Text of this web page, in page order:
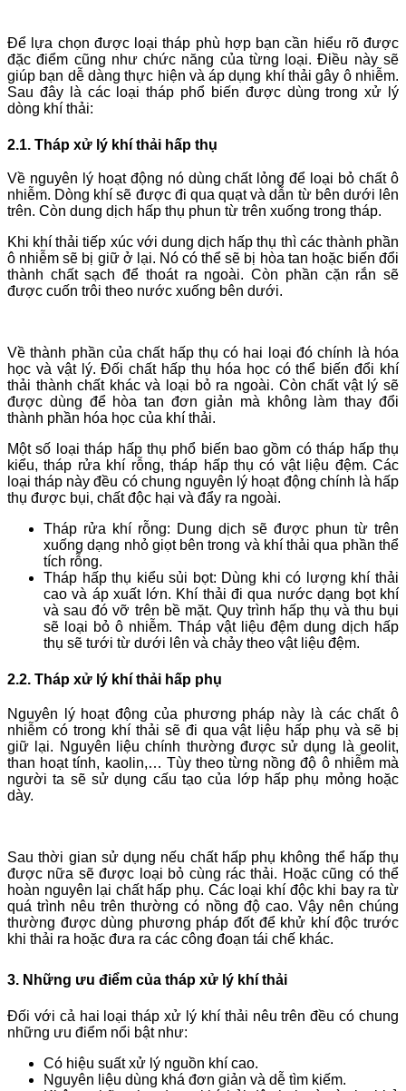
Để lựa chọn được loại tháp phù hợp bạn cần hiểu rõ được
đặc điểm cũng như chức năng của từng loại. Điều này sẽ
giúp bạn dễ dàng thực hiện và áp dụng khí thải gây ô nhiễm.
Sau đây là các loại tháp phổ biến được dùng trong xử lý
dòng khí thải:
2.1. Tháp xử lý khí thải hấp thụ
Về nguyên lý hoạt động nó dùng chất lỏng để loại bỏ chất ô
nhiễm. Dòng khí sẽ được đi qua quạt và dẫn từ bên dưới lên
trên. Còn dung dịch hấp thụ phun từ trên xuống trong tháp.
Khi khí thải tiếp xúc với dung dịch hấp thụ thì các thành phần
ô nhiễm sẽ bị giữ ở lại. Nó có thể sẽ bị hòa tan hoặc biến đổi
thành chất sạch để thoát ra ngoài. Còn phần cặn rắn sẽ
được cuốn trôi theo nước xuống bên dưới.
Về thành phần của chất hấp thụ có hai loại đó chính là hóa
học và vật lý. Đối chất hấp thụ hóa học có thể biến đổi khí
thải thành chất khác và loại bỏ ra ngoài. Còn chất vật lý sẽ
được dùng để hòa tan đơn giản mà không làm thay đổi
thành phần hóa học của khí thải.
Một số loại tháp hấp thụ phổ biến bao gồm có tháp hấp thụ
kiểu, tháp rửa khí rỗng, tháp hấp thụ có vật liệu đệm. Các
loại tháp này đều có chung nguyên lý hoạt động chính là hấp
thụ được bụi, chất độc hại và đẩy ra ngoài.
Tháp rửa khí rỗng: Dung dịch sẽ được phun từ trên
xuống dạng nhỏ giọt bên trong và khí thải qua phần thể
tích rỗng.
Tháp hấp thụ kiểu sủi bọt: Dùng khi có lượng khí thải
cao và áp xuất lớn. Khí thải đi qua nước dạng bọt khí
và sau đó vỡ trên bề mặt. Quy trình hấp thụ và thu bụi
sẽ loại bỏ ô nhiễm. Tháp vật liệu đệm dung dịch hấp
thụ sẽ tưới từ dưới lên và chảy theo vật liệu đệm.
2.2. Tháp xử lý khí thải hấp phụ
Nguyên lý hoạt động của phương pháp này là các chất ô
nhiễm có trong khí thải sẽ đi qua vật liệu hấp phụ và sẽ bị
giữ lại. Nguyên liệu chính thường được sử dụng là geolit,
than hoạt tính, kaolin,… Tùy theo từng nồng độ ô nhiễm mà
người ta sẽ sử dụng cấu tạo của lớp hấp phụ mỏng hoặc
dày.
Sau thời gian sử dụng nếu chất hấp phụ không thể hấp thụ
được nữa sẽ được loại bỏ cùng rác thải. Hoặc cũng có thể
hoàn nguyên lại chất hấp phụ. Các loại khí độc khi bay ra từ
quá trình nêu trên thường có nồng độ cao. Vậy nên chúng
thường được dùng phương pháp đốt để khử khí độc trước
khi thải ra hoặc đưa ra các công đoạn tái chế khác.
3. Những ưu điểm của tháp xử lý khí thải
Đối với cả hai loại tháp xử lý khí thải nêu trên đều có chung
những ưu điểm nổi bật như:
Có hiệu suất xử lý nguồn khí cao.
Nguyên liệu dùng khá đơn giản và dễ tìm kiếm.